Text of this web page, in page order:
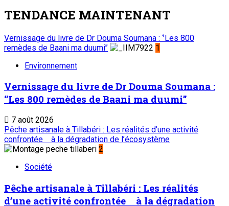
TENDANCE MAINTENANT
Vernissage du livre de Dr Douma Soumana : ‘’Les 800
remèdes de Baani ma duumi’’
1
Environnement
Vernissage du livre de Dr Douma Soumana :
‘’Les 800 remèdes de Baani ma duumi’’
7 août 2026
Pêche artisanale à Tillabéri : Les réalités d’une activité
confrontée à la dégradation de l’écosystème
2
Société
Pêche artisanale à Tillabéri : Les réalités
d’une activité confrontée à la dégradation